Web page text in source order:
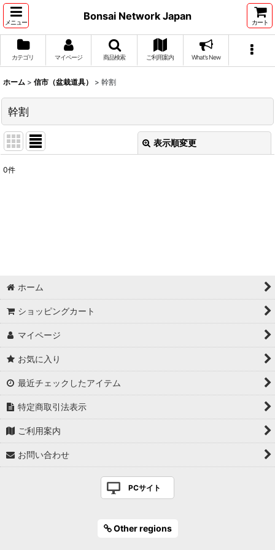
メニュー
Bonsai Network Japan
カート
カテゴリ マイページ 商品検索 ご利用案内 What's New
ホーム > 信市（盆栽道具） > 幹割
幹割
表示順変更
0件
ホーム
ショッピングカート
マイページ
お気に入り
最近チェックしたアイテム
特定商取引法表示
ご利用案内
お問い合わせ
PCサイト
Other regions